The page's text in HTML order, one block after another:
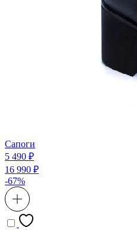
Сапоги
5 490 ₽
16 990 ₽
-67%